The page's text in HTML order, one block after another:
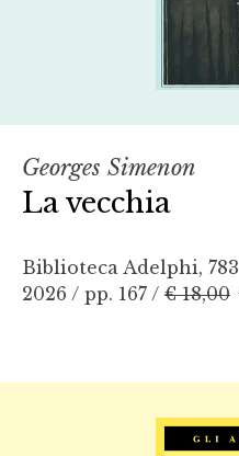
Georges Simenon
La vecchia
Biblioteca Adelphi, 783
2026 / pp. 167 / € 18,00